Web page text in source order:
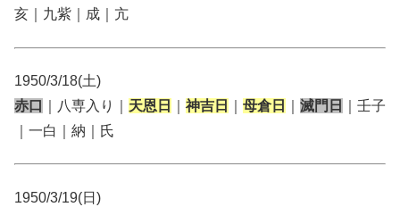
亥｜九紫｜成｜亢
1950/3/18(土)
赤口
｜八専入り｜ 天恩日 神吉日 母倉日 滅門日
｜壬子
｜一白｜納｜氏
1950/3/19(日)